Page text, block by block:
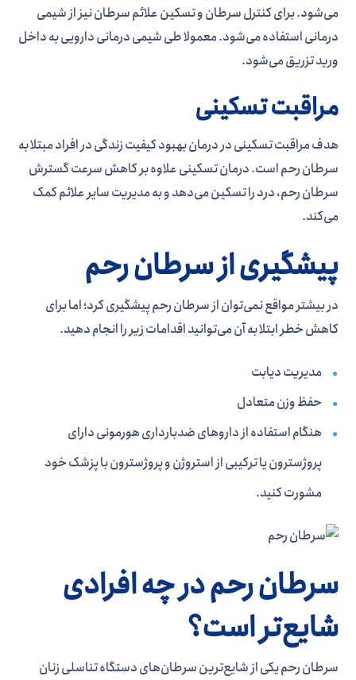
می‌شود. برای کنترل سرطان و تسکین علائم سرطان نیز از شیمی
درمانی استفاده می‌­شود. معمولا طی شیمی درمانی دارویی به داخل
ورید تزریق می‌­شود.
مراقبت تسکینی
هدف مراقبت تسکینی در درمان بهبود کیفیت زندگی در افراد مبتلا به
سرطان رحم است. درمان تسکینی علاوه بر کاهش سرعت گسترش
سرطان رحم، درد را تسکین می­‌دهد و به مدیریت سایر علائم کمک
می‌­کند.
پیشگیری از سرطان رحم
در بیشتر مواقع نمی‌توان از سرطان رحم پیشگیری کرد؛ اما برای
کاهش خطر ابتلا به آن می‌توانید اقدامات زیر را انجام دهید.
مدیریت دیابت
حفظ وزن متعادل
هنگام استفاده از داروهای ضدبارداری هورمونی دارای
پروژسترون یا ترکیبی از استروژن و پروژسترون با پزشک خود
مشورت کنید.
سرطان رحم در چه افرادی
شایع‌تر است؟
سرطان رحم یکی از شایع‌ترین سرطان‌های دستگاه تناسلی زنان